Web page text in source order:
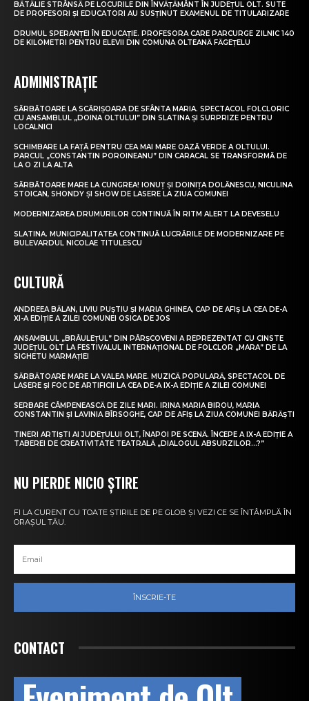
BĂTĂLIE STRÂNSĂ PE LOCURILE DIN ÎNVĂȚĂMÂNT ÎN JUDEȚUL OLT. SUTE
DE PROFESORI ȘI EDUCATORI AU SUSȚINUT EXAMENUL DE TITULARIZARE
DRUMUL SPERANȚEI ÎN EDUCAȚIE. PROFESORA CARE PARCURGE ZILNIC 140
DE KILOMETRI PENTRU ELEVII DIN COMUNA OLTEANĂ FĂGEȚELU
ADMINISTRAȚIE
SĂRBĂTOARE LA SCĂRIȘOARA DE SFÂNTA MARIA. SPECTACOL FOLCLORIC
CU ANSAMBLUL „DOINA OLTULUI” DIN SLATINA ȘI SURPRIZE PENTRU
LOCALNICI
SCHIMBARE LA FAȚĂ PENTRU CEA MAI MARE OAZĂ VERDE A OLTULUI.
PARCUL „CONSTANTIN POROINEANU” DIN CARACAL SE TRANSFORMĂ DE
LA O ZI LA ALTA
SĂRBĂTOARE MARE LA CUNGREA! IONUȚ ȘI DOINIȚA DOLĂNESCU, NICULINA
STOICAN, SHONDY ȘI SHOW DE LASERE LA ZIUA COMUNEI
MODERNIZAREA DRUMURILOR CONTINUĂ ÎN RITM ALERT LA DEVESELU
SLATINA. MUNICIPALITATEA CONTINUĂ LUCRĂRILE DE MODERNIZARE PE
BULEVARDUL NICOLAE TITULESCU
CULTURĂ
ANDREEA BĂLAN, LIVIU PUȘTIU ȘI MARIA GHINEA, CAP DE AFIȘ LA CEA DE-A
XI-A EDIȚIE A ZILEI COMUNEI OSICA DE JOS
ANSAMBLUL „BRÂULEȚUL” DIN PÂRȘCOVENI A REPREZENTAT CU CINSTE
JUDEȚUL OLT LA FESTIVALUL INTERNAȚIONAL DE FOLCLOR „MARA” DE LA
SIGHETU MARMAȚIEI
SĂRBĂTOARE MARE LA VALEA MARE. MUZICĂ POPULARĂ, SPECTACOL DE
LASERE ȘI FOC DE ARTIFICII LA CEA DE-A IX-A EDIȚIE A ZILEI COMUNEI
SERBARE CÂMPENEASCĂ DE ZILE MARI. IRINA MARIA BIROU, MARIA
CONSTANTIN ȘI LAVINIA BÎRSOGHE, CAP DE AFIȘ LA ZIUA COMUNEI BĂRĂȘTI
TINERI ARTIȘTI AI JUDEȚULUI OLT, ÎNAPOI PE SCENĂ. ÎNCEPE A IX-A EDIȚIE A
TABEREI DE CREATIVITATE TEATRALĂ „DIALOGUL ABSURZILOR…?”
NU PIERDE NICIO ȘTIRE
FI LA CURENT CU TOATE ȘTIRILE DE PE GLOB ȘI VEZI CE SE ÎNTÂMPLĂ ÎN
ORAȘUL TĂU.
ÎNSCRIE-TE
CONTACT